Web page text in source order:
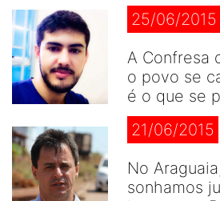
25/06/2015
A Confresa
o povo se
é o que se
21/06/2015
No
sonhamos